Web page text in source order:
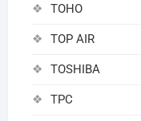
TOHO
TOP AIR
TOSHIBA
TPC